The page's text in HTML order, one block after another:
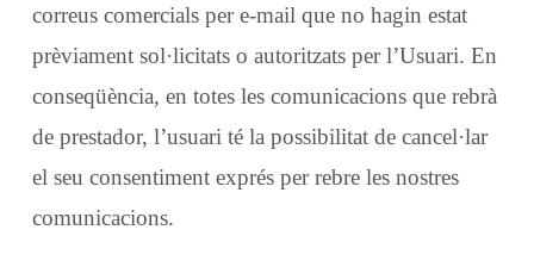
correus comercials per e-mail que no hagin estat
prèviament sol·licitats o autoritzats per l’Usuari. En
conseqüència, en totes les comunicacions que rebrà
de prestador, l’usuari té la possibilitat de cancel·lar
el seu consentiment exprés per rebre les nostres
comunicacions.